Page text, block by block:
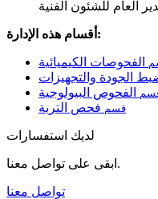
أقسام هذه الإدارة:
الفحوصات الكيميائية
الجودة والتجهيزات
الفحوص البيولوجية
قسم فحص التربة
لديك استفسارات
ابقى على تواصل معنا.
تواصل معنا